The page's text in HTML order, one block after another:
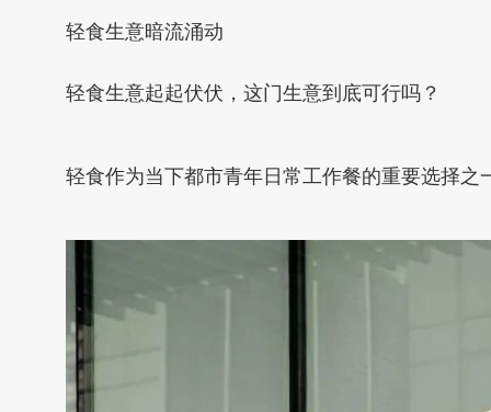
轻食生意暗流涌动
轻食生意起起伏伏，这门生意到底可行吗？
轻食作为当下都市青年日常工作餐的重要选择